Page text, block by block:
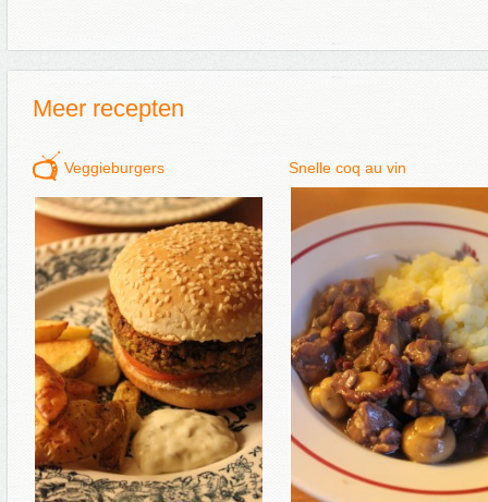
Meer recepten
Veggieburgers Snelle coq au vin